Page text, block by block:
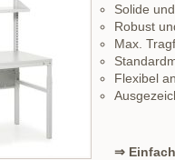
Solide
Robust
Max.
Flexibel
⇒